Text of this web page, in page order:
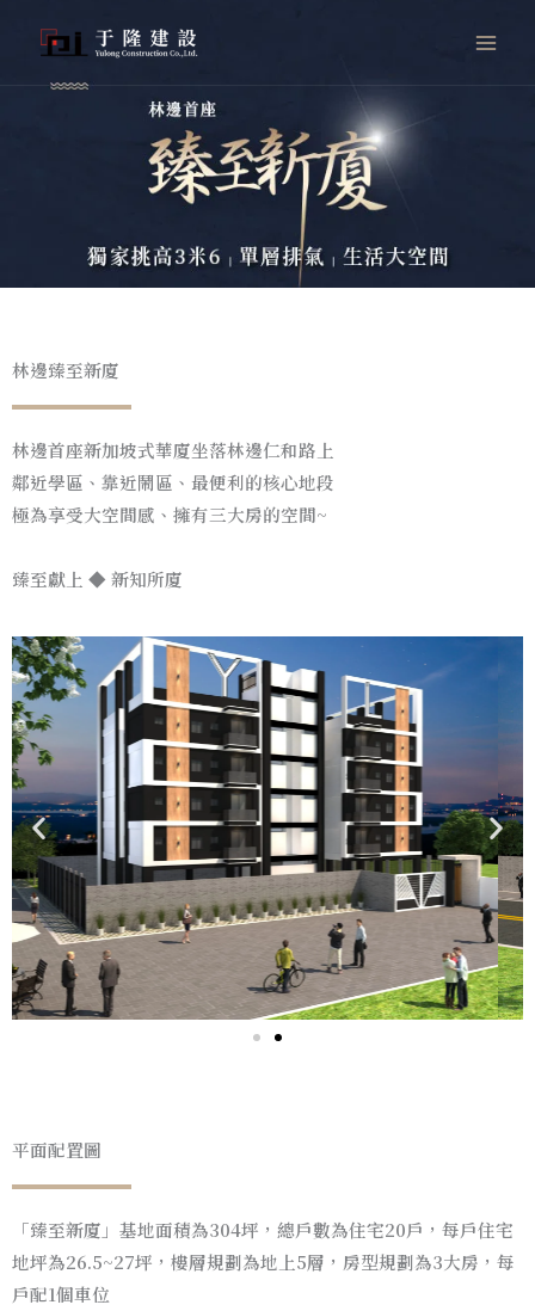
林邊臻至新廈
林邊首座新加坡式華廈坐落林邊仁和路上
鄰近學區、靠近鬧區、最便利的核心地段
極為享受大空間感、擁有三大房的空間~
臻至獻上 ◆ 新知所廈
平面配置圖
「臻至新廈」基地面積為304坪，總戶數為住宅20戶，每戶住宅
地坪為26.5~27坪，樓層規劃為地上5層，房型規劃為3大房，每
戶配1個車位